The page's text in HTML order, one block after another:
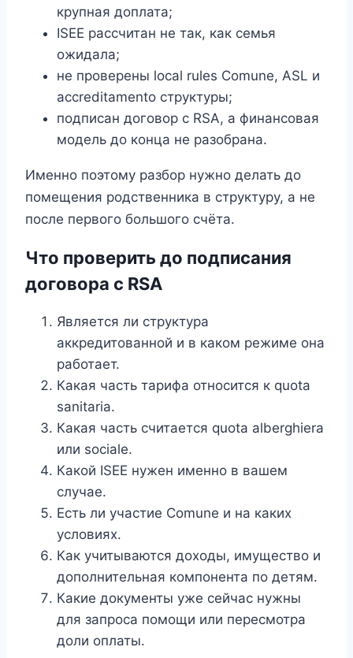
крупная доплата;
ISEE рассчитан не так, как семья
ожидала;
не проверены local rules Comune, ASL и
accreditamento структуры;
подписан договор с RSA, а финансовая
модель до конца не разобрана.
Именно поэтому разбор нужно делать до
помещения родственника в структуру, а не
после первого большого счёта.
Что проверить до подписания
договора с RSA
Является ли структура
аккредитованной и в каком режиме она
работает.
Какая часть тарифа относится к quota
sanitaria.
Какая часть считается quota alberghiera
или sociale.
Какой ISEE нужен именно в вашем
случае.
Есть ли участие Comune и на каких
условиях.
Как учитываются доходы, имущество и
дополнительная компонента по детям.
Какие документы уже сейчас нужны
для запроса помощи или пересмотра
доли оплаты.